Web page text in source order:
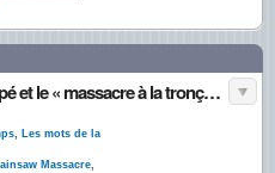
Les mots de la politique (23) : Copé et le « massacre à la tronçonneuse »
, Les mots de la
Massacre,